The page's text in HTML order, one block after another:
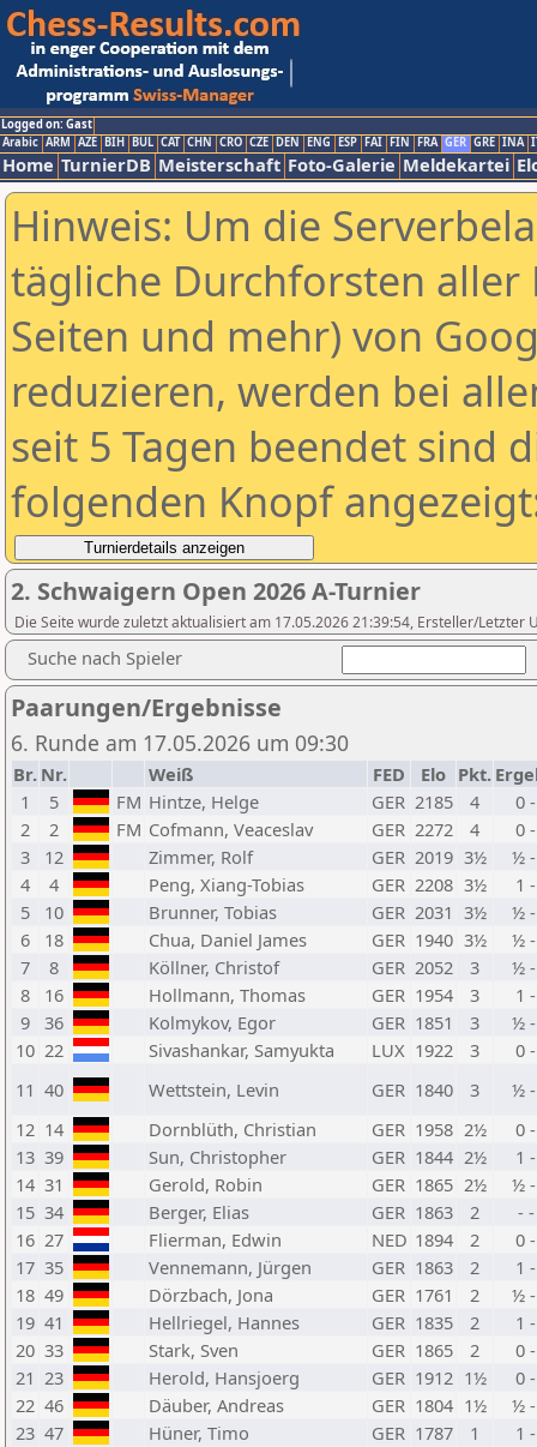
Logged on: Gast
Arabic ARM AZE BIH BUL CAT CHN CRO CZE DEN ENG ESP FAI FIN FRA GER GRE INA
Home TurnierDB Meisterschaft Foto-Galerie Meldekartei
Hinweis: Um die
tägliche Durchforsten aller
Seiten und mehr) von
reduzieren, werden bei
seit 5 Tagen beendet sind
folgenden Knopf
2. Schwaigern Open 2026 A-Turnier
Die Seite wurde zuletzt aktualisiert am 17.05.2026 21:39:54, Ersteller/Letzter
Suche nach Spieler
Paarungen/Ergebnisse
6. Runde am 17.05.2026 um 09:30
Br. Nr. Weiß FED Elo Pkt.
1
5 FM Hintze, Helge GER 2185 4
0
2
2 FM Cofmann, Veaceslav GER 2272 4
0
3
12 Zimmer, Rolf GER 2019 3½
½
4
4 Peng, Xiang-Tobias GER 2208 3½
1
5
10 Brunner, Tobias GER 2031 3½
½
6
18 Chua, Daniel James GER 1940 3½
½
7
8 Köllner, Christof GER 2052 3
½
8
16 Hollmann, Thomas GER 1954 3
1
9
36 Kolmykov, Egor GER 1851 3
½
10 22 Sivashankar, Samyukta LUX 1922 3
0
11 40 Wettstein, Levin GER 1840 3
½
12 14 Dornblüth, Christian GER 1958 2½
0
13 39 Sun, Christopher GER 1844 2½
1
14 31 Gerold, Robin GER 1865 2½
½
15 34 Berger, Elias GER 1863 2
-
16 27 Flierman, Edwin NED 1894 2
0
17 35 Vennemann, Jürgen GER 1863 2
1
18 49 Dörzbach, Jona GER 1761 2
½
19 41 Hellriegel, Hannes GER 1835 2
1
20 33 Stark, Sven GER 1865 2
0
21 23 Herold, Hansjoerg GER 1912 1½
0
22 46 Däuber, Andreas GER 1804 1½
½
23 47 Hüner, Timo GER 1787 1
1